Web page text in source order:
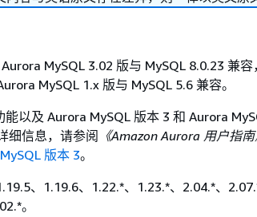
MySQL 3.02 版与 MySQL 8.0.23 兼
MySQL 1.x 版与 MySQL 5.6 兼容。
以及 Aurora MySQL 版本 3 和 Aurora
细信息，请参阅 《Amazon Aurora 用户指南
版本 3。
、1.19.6、1.22.*、1.23.*、2.04.*、2.07.*
。